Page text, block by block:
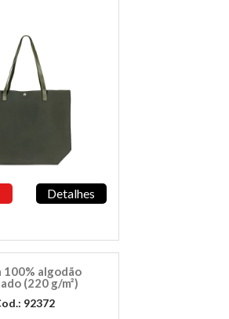
Detalhes
100% algodão
(220 g/m²)
92372